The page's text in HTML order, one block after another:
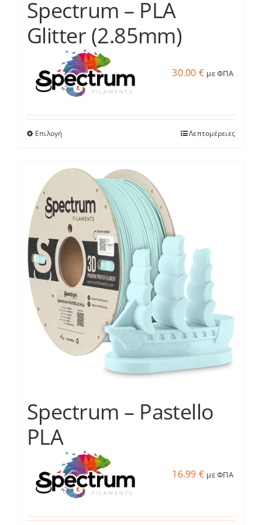
Spectrum – PLA
Glitter (2.85mm)
30.00 € με ΦΠΑ
ΕπιλογήΑυτό
προϊόν
πολλαπλές
παραλλαγές.
Οι
επιλογές
μπορούν
να
επιλεγούν
στη
σελίδα
του
προϊόντος
Λεπτομέρειες
Spectrum – Pastello
PLA
16.99 € με ΦΠΑ